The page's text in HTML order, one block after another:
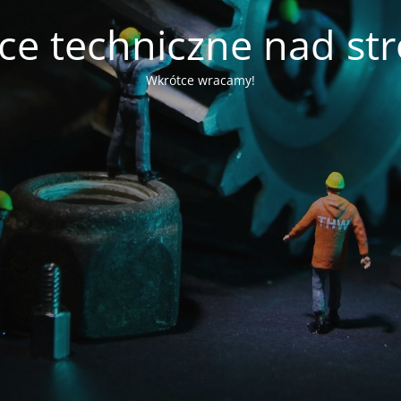
techniczne nad
Wkrótce wracamy!